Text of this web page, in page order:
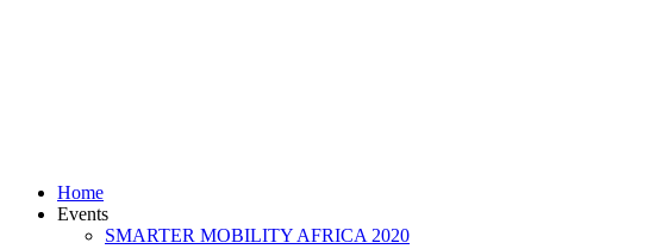
Home
Events
SMARTER MOBILITY AFRICA 2020